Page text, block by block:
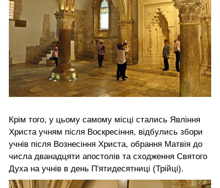
Крім того, у цьому самому місці стались Явління
Христа учням після Воскресіння, відбулись збори
учнів після Вознесіння Христа, обрання Матвія до
числа дванадцяти апостолів та сходження Святого
Духа на учнів в день П'ятидесятниці (Трійці).